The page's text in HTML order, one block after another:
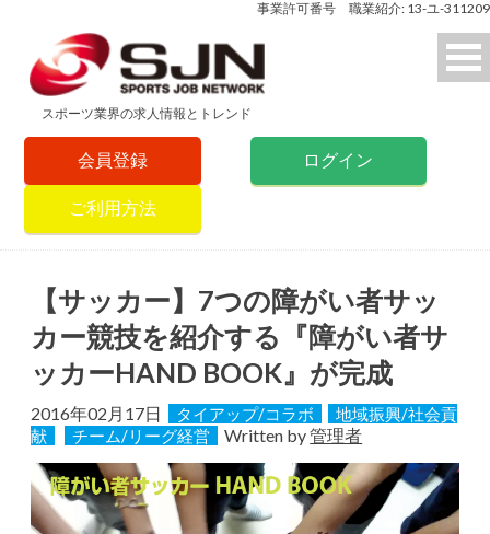
事業許可番号 職業紹介: 13-ユ-311209
スポーツ業界の求人情報とトレンド
会員登録 ログイン
ご利用方法
【サッカー】7つの障がい者サッ
カー競技を紹介する『障がい者サ
ッカーHAND BOOK』が完成
2016年02月17日 タイアップ/コラボ
地域振興/社会貢
献
チーム/リーグ経営 Written by管理者